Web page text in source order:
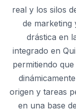
real y los silos
de marketing
drástica en
integrado en
permitiendo
origen y tareas
en una base